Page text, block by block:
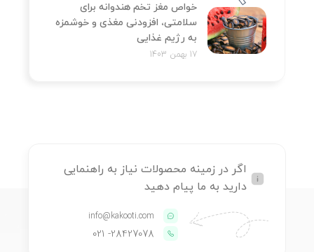
خواص مغز تخم هندوانه برای
سلامتی، افزودنی مغذی و خوشمزه
به رژیم غذایی
17 بهمن 1403
اگر در زمینه محصولات نیاز به راهنمایی
دارید به ما پیام دهید
info@kakooti.com
28427078
- 021